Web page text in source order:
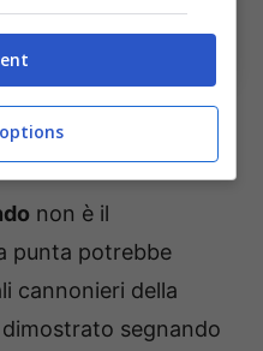
di casa (Ansa
e la svolta
non è il
punta potrebbe
cannonieri della
segnando